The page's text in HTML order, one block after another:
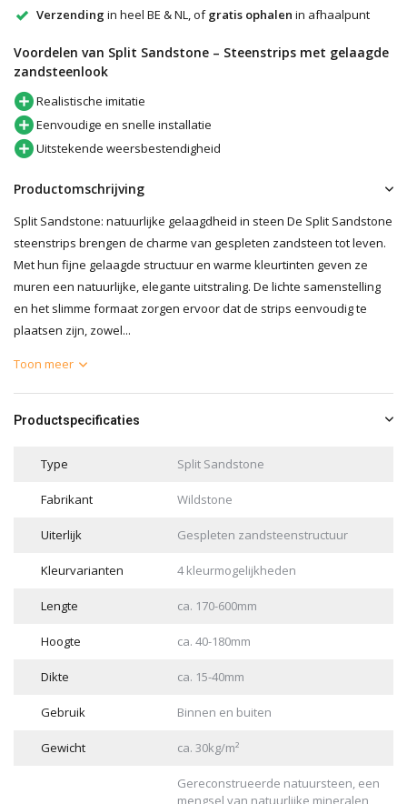
Verzending in heel BE & NL, ofgratis ophalen in afhaalpunt
Voordelen van Split Sandstone – Steenstrips met gelaagde
zandsteenlook
Realistische imitatie
Eenvoudige en snelle installatie
Uitstekende weersbestendigheid
Productomschrijving
Split Sandstone: natuurlijke gelaagdheid in steen De Split Sandstone
steenstrips brengen de charme van gespleten zandsteen tot leven.
Met hun fijne gelaagde structuur en warme kleurtinten geven ze
muren een natuurlijke, elegante uitstraling. De lichte samenstelling
en het slimme formaat zorgen ervoor dat de strips eenvoudig te
plaatsen zijn, zowel...
Toon meer
Productspecificaties
Type Split Sandstone
Fabrikant Wildstone
Uiterlijk Gespleten zandsteenstructuur
Kleurvarianten 4 kleurmogelijkheden
Lengte ca. 170-600mm
Hoogte ca. 40-180mm
Dikte ca. 15-40mm
Gebruik Binnen en buiten
Gewicht ca. 30kg/m²
Gereconstrueerde natuursteen, een
mengsel van natuurlijke mineralen,